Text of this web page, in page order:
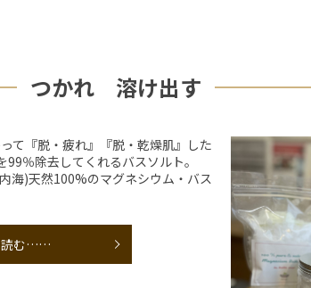
つかれ 溶け出す
て『脱・疲れ』『脱・乾燥肌』した
％除去してくれるバスソルト。
海)天然100%のマグネシウム・バス
読む……